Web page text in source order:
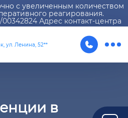
с увеличенным количеством
реагирования.
Адрес контакт-центра
ул. Ленина, 52**
в